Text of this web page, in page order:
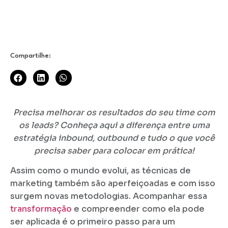
Compartilhe:
Precisa melhorar os resultados do seu time com
os leads? Conheça aqui a diferença entre uma
estratégia inbound, outbound e tudo o que você
precisa saber para colocar em prática!
Assim como o mundo evolui, as técnicas de
marketing também são aperfeiçoadas e com isso
surgem novas metodologias. Acompanhar essa
transformação e compreender como ela pode
ser aplicada é o primeiro passo para um